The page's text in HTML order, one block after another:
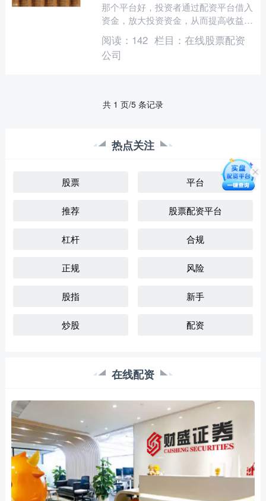
那个平台好，投资者通过配资平台借入
资金，放大投资资金，从而提高收益
率。然而，配资也存在一定的风险，因
此在参与配资之前，了解配资....
阅读： 142 栏目： 在线股票配资
公司
共 1 页/5 条记录
热点关注
股票 平台
推荐 股票配资平台
杠杆 合规
正规 风险
股指 新手
炒股 配资
在线配资